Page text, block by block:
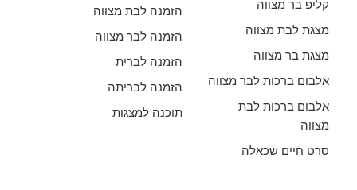
קליפ בר מצווה
מצגת לבת מצווה
מצגת בר מצווה
אלבום ברכות לבר מצווה
אלבום ברכות לבת
מצווה
סרט חיים שכאלה
הזמנה לבת מצווה
הזמנה לבר מצווה
הזמנה לברית
הזמנה לבריתה
תוכנה למצגות